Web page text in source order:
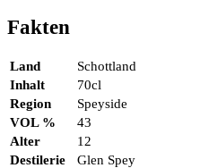
Fakten
Land
Schottland
Inhalt
70cl
Region
Speyside
VOL %
43
Alter
12
Destilerie
Glen Spey